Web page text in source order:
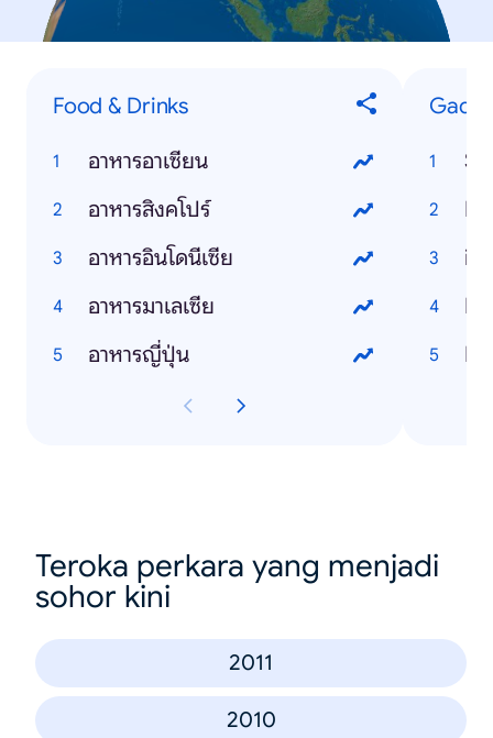
Food & Drinks
อาหารอาเซียน
อาหารสิงคโปร์
อาหารอินโดนีเซีย
อาหารมาเลเซีย
อาหารญี่ปุ่น
Teroka perkara yang menjadi
sohor kini
2011
2010